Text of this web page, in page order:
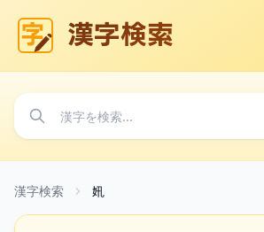
漢字検索
漢字検索 㚨